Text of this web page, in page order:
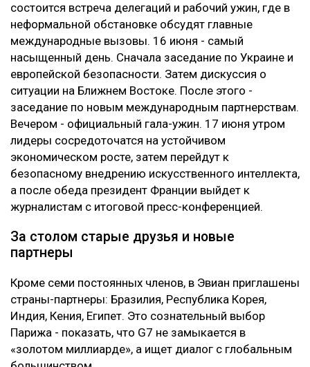
состоится встреча делегаций и рабочий ужин, где в
неформальной обстановке обсудят главные
международные вызовы. 16 июня - самый
насыщенный день. Сначала заседание по Украине и
европейской безопасности. Затем дискуссия о
ситуации на Ближнем Востоке. После этого -
заседание по новым международным партнерствам.
Вечером - официальный гала-ужин. 17 июня утром
лидеры сосредоточатся на устойчивом
экономическом росте, затем перейдут к
безопасному внедрению искусственного интеллекта,
а после обеда президент Франции выйдет к
журналистам с итоговой пресс-конференцией.
За столом старые друзья и новые
партнеры
Кроме семи постоянных членов, в Эвиан приглашены
страны-партнеры: Бразилия, Республика Корея,
Индия, Кения, Египет. Это сознательный выбор
Парижа - показать, что G7 не замыкается в
«золотом миллиарде», а ищет диалог с глобальным